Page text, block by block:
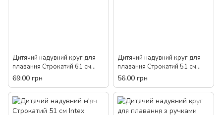
Дитячий надувний круг для
плавання Строкатий 61 см
Intex 59241
69.00 грн
Дитячий надувний круг для
плавання Строкатий 51 см
Intex 59230
56.00 грн